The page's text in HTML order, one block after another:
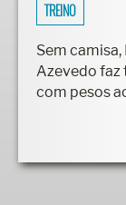
TREINO
Sem camisa,
Azevedo faz
com pesos